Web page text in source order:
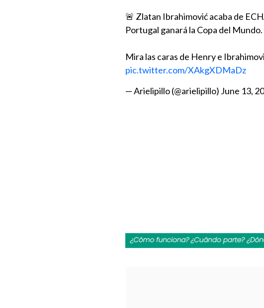
🚨 Zlatan Ibrahimović acaba de
Portugal ganará la Copa del Mundo.
Mira las caras de Henry e
pic.twitter.com/XAkgXDMaDz
— Arielipillo (@arielipillo) June 13,